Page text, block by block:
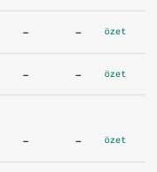
- - özet
- - özet
- - özet